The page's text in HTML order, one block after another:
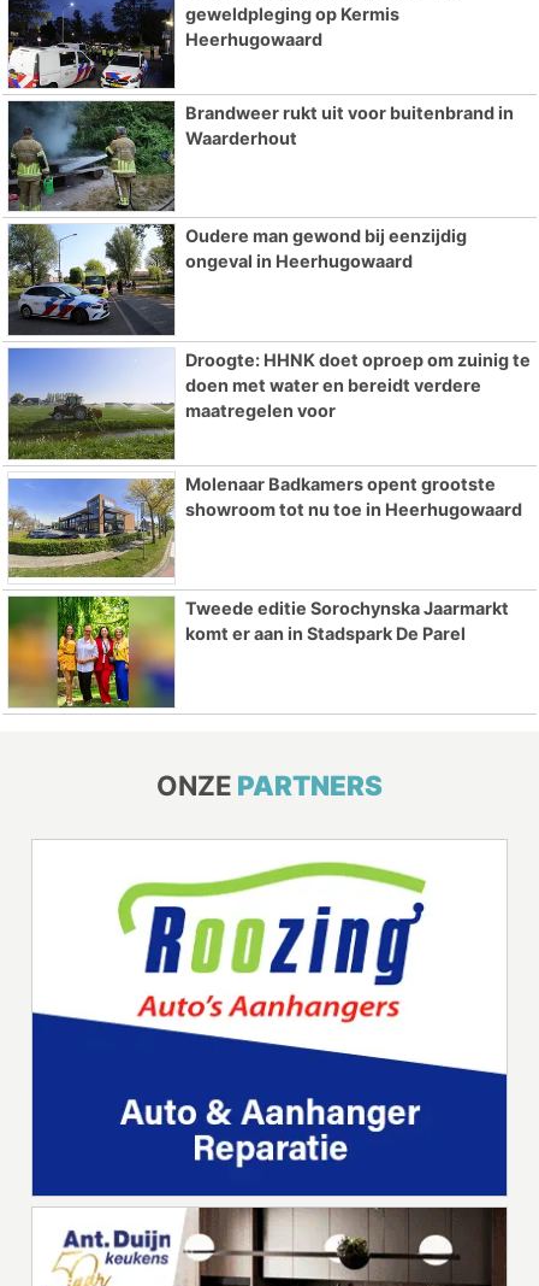
geweldpleging op Kermis
Heerhugowaard
Brandweer rukt uit voor buitenbrand in
Waarderhout
Oudere man gewond bij eenzijdig
ongeval in Heerhugowaard
Droogte: HHNK doet oproep om zuinig te
doen met water en bereidt verdere
maatregelen voor
Molenaar Badkamers opent grootste
showroom tot nu toe in Heerhugowaard
Tweede editie Sorochynska Jaarmarkt
komt er aan in Stadspark De Parel
ONZE PARTNERS